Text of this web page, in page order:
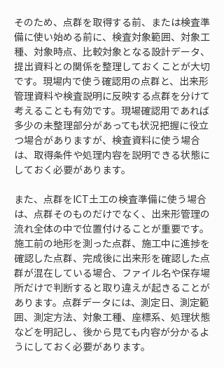
そのため、点群を取得する前、または検査準
備に使い始める前に、検査対象範囲、対象工
種、対象時点、比較対象となる設計データ、
提出資料との関係を整理しておくことが大切
です。現場内で使う確認用の点群と、出来形
管理資料や検査説明に反映する点群を分けて
考えることも有効です。現場確認用であれば
多少の未整理部分があっても状況把握に役立
つ場合がありますが、検査資料に使う場合
は、取得条件や処理内容を説明できる状態に
しておく必要があります。
また、点群をICT土工の検査準備に使う場合
は、点群そのものだけでなく、出来形管理の
流れ全体の中で位置付けることが重要です。
施工前の地形を測った点群、施工中に進捗を
確認した点群、完成後に出来形を確認した点
群が混在している場合、ファイル名や保存場
所だけで判断すると取り違えが起きることが
あります。点群データには、測定日、測定範
囲、測定方法、対象工種、座標系、処理状態
などを明記し、後から見ても内容が分かるよ
うにしておく必要があります。